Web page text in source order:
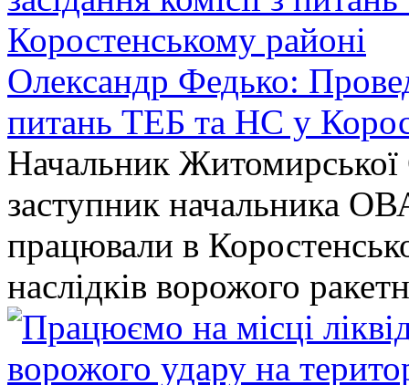
Олександр Федько:
питань ТЕБ та НС у
Начальник
заступник начальника
працювали в
наслідків ворожого